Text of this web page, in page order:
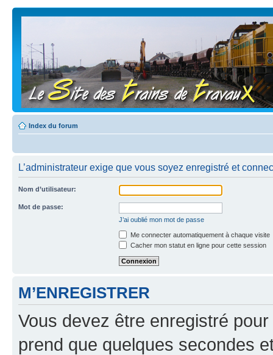
Index du forum
L’administrateur exige que vous soyez enregistré et
Nom d’utilisateur:
Mot de passe:
J’ai oublié mon mot de passe
Me connecter automatiquement à chaque visite
Cacher mon statut en ligne pour cette session
M’ENREGISTRER
Vous devez être enregistré
prend que quelques secondes